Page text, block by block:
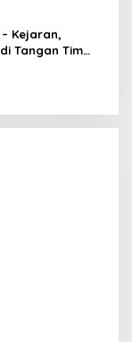
Kejaran,
Tangan Tim
Kaki